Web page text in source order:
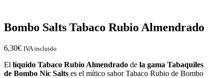
Bombo Salts Tabaco Rubio Almendrado
6,30€ IVA incluido
El líquido Tabaco Rubio Almendrado de la gama Tabaquiles
de Bombo Nic Salts es el mítico sabor Tabaco Rubio de Bombo